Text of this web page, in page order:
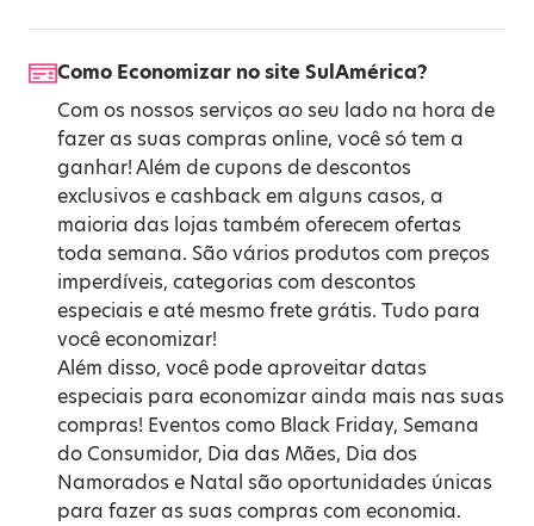
Como Economizar no site SulAmérica?
Com os nossos serviços ao seu lado na hora de
fazer as suas compras online, você só tem a
ganhar! Além de cupons de descontos
exclusivos e cashback em alguns casos, a
maioria das lojas também oferecem ofertas
toda semana. São vários produtos com preços
imperdíveis, categorias com descontos
especiais e até mesmo frete grátis. Tudo para
você economizar!
Além disso, você pode aproveitar datas
especiais para economizar ainda mais nas suas
compras! Eventos como Black Friday, Semana
do Consumidor, Dia das Mães, Dia dos
Namorados e Natal são oportunidades únicas
para fazer as suas compras com economia.